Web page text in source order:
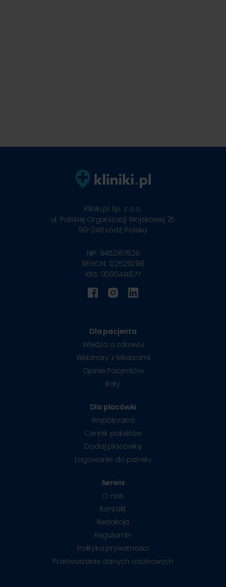
Kliniki.pl Sp. z o.o.
ul. Polskiej Organizacji Wojskowej 25
90-248 Łódź, Polska
NIP: 9452167826
REGON: 122529298
KRS: 0000414677
Dla pacjenta
Wiedza o zdrowiu
Webinary z lekarzami
Opinie Pacjentów
Raty
Dla placówki
Współpraca
Cennik pakietów
Dodaj placówkę
Logowanie do panelu
Serwis
O nas
Kontakt
Redakcja
Regulamin
Polityka prywatności
Przetwarzanie danych osobowych